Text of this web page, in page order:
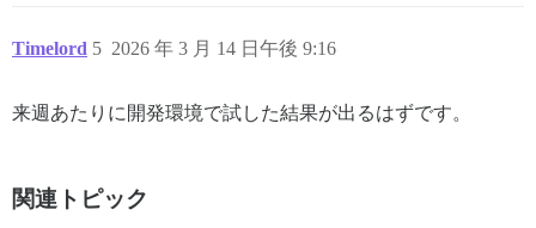
Timelord 2026 年 3 月 14 日午後 9:16
5
来週あたりに開発環境で試した結果が出るはずです。
関連トピック